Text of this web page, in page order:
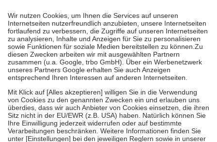
Grundsätzlich leisten Mitglieder Zuzahlungen in Höhe von zehn
Prozent des Abgabepreises,mindestens jedochfünf Euround
höchstens zehn Euro.Es sind jedoch nie mehr als die tatsächlichen
Kosten der Leistung zu entrichten.
Diese Regeln gelten grundsätzlich auch für Online-Apotheken.
Bei Heilmitteln und häuslicher Krankenpflege beträgt die
Zuzahlung zehn Prozent der Kosten sowie zehn Euro je
Verordnung.
Um das Engagement der Versicherten für ihre eigene Gesundheit zu
stärken und die besondere Stellung der Familie zu unterstützen,
fallenkeine Zuzahlungenan bei:
• Kindern und Jugendlichen bis zum vollendeten 18. Lebensjahr